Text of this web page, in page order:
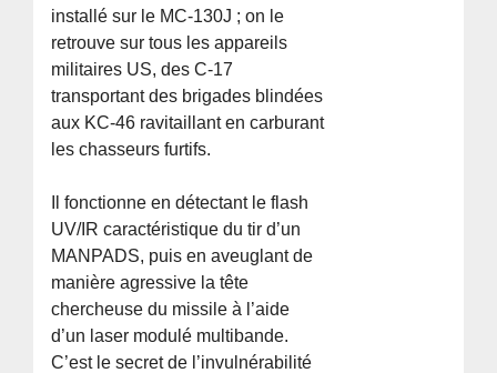
installé sur le MC-130J ; on le
retrouve sur tous les appareils
militaires US, des C-17
transportant des brigades blindées
aux KC-46 ravitaillant en carburant
les chasseurs furtifs.
Il fonctionne en détectant le flash
UV/IR caractéristique du tir d’un
MANPADS, puis en aveuglant de
manière agressive la tête
chercheuse du missile à l’aide
d’un laser modulé multibande.
C’est le secret de l’invulnérabilité